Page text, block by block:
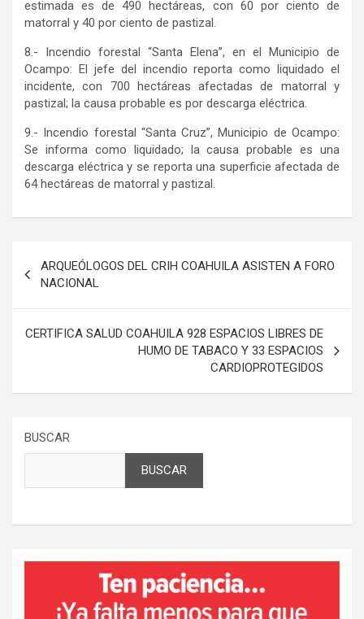
estimada es de 490 hectáreas, con 60 por ciento de
matorral y 40 por ciento de pastizal.
8.- Incendio forestal “Santa Elena”, en el Municipio de
Ocampo: El jefe del incendio reporta como liquidado el
incidente, con 700 hectáreas afectadas de matorral y
pastizal; la causa probable es por descarga eléctrica.
9.- Incendio forestal “Santa Cruz”, Municipio de Ocampo:
Se informa como liquidado; la causa probable es una
descarga eléctrica y se reporta una superficie afectada de
64 hectáreas de matorral y pastizal.
Navegación
de
entradas
ARQUEÓLOGOS DEL CRIH COAHUILA ASISTEN A FORO
NACIONAL
CERTIFICA SALUD COAHUILA 928 ESPACIOS LIBRES DE
HUMO DE TABACO Y 33 ESPACIOS
CARDIOPROTEGIDOS
BUSCAR
BUSCAR